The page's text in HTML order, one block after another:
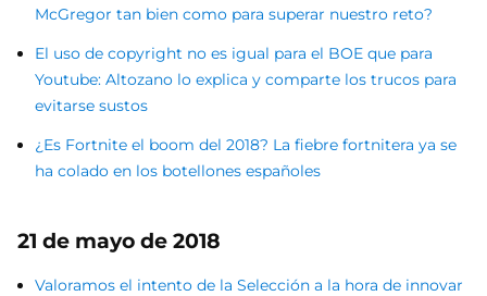
McGregor tan bien como para superar nuestro reto?
El uso de copyright no es igual para el BOE que para
Youtube: Altozano lo explica y comparte los trucos para
evitarse sustos
¿Es Fortnite el boom del 2018? La fiebre fortnitera ya se
ha colado en los botellones españoles
21 de mayo de 2018
Valoramos el intento de la Selección a la hora de innovar